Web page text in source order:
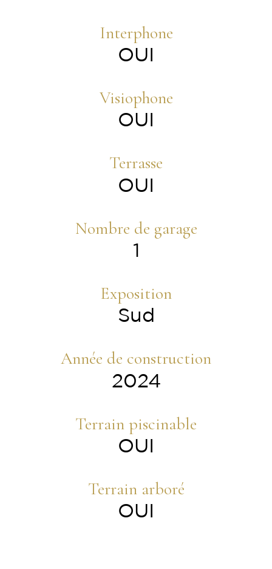
Interphone
OUI
Visiophone
OUI
Terrasse
OUI
Nombre de garage
1
Exposition
Sud
Année de construction
2024
Terrain piscinable
OUI
Terrain arboré
OUI